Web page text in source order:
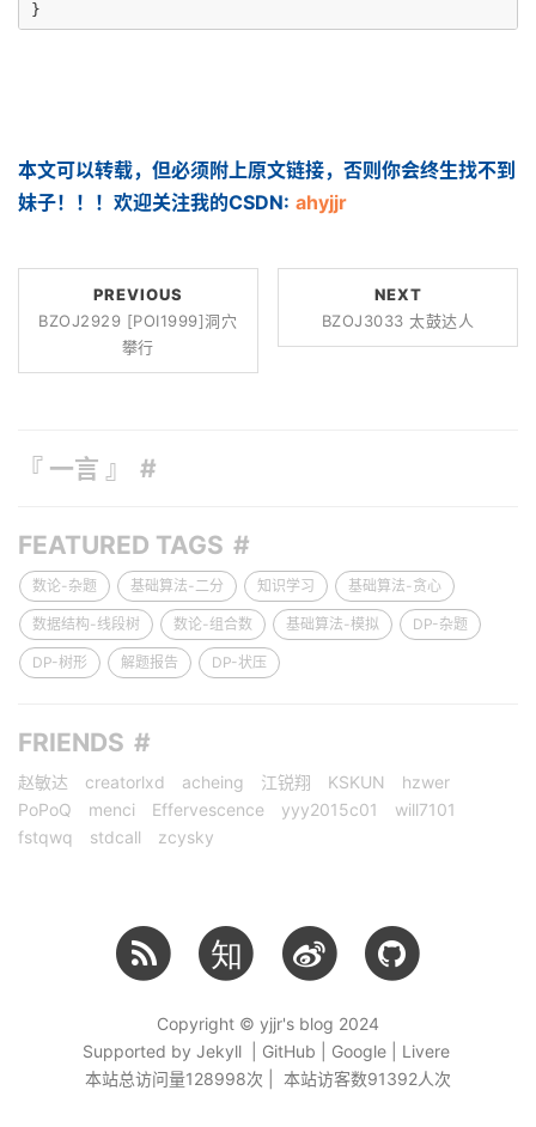
}
本文可以转载，但必须附上原文链接，否则你会终生找不到
妹子！！！欢迎关注我的CSDN: ahyjjr
PREVIOUS
BZOJ2929 [POI1999]洞穴
攀行
NEXT
BZOJ3033 太鼓达人
『 一言 』
FEATURED TAGS
数论-杂题 基础算法-二分 知识学习 基础算法-贪心
数据结构-线段树 数论-组合数 基础算法-模拟 DP-杂题
DP-树形 解题报告 DP-状压
FRIENDS
赵敏达 creatorlxd acheing 江锐翔 KSKUN
hzwer
PoPoQ
menci Effervescence yyy2015c01
will7101
fstqwq
stdcall zcysky
知
Copyright © yjjr's blog 2024
Supported by Jekyll | GitHub | Google | Livere
本站总访问量128998次 | 本站访客数91392人次